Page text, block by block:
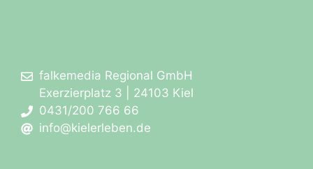
falkemedia Regional GmbH
Exerzierplatz 3 | 24103 Kiel
0431/200 766 66
info@kielerleben.de